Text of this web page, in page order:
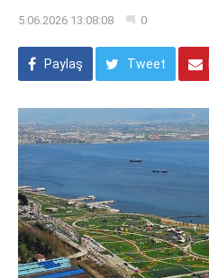
5.06.2026 13:08:08 0
Paylaş Tweet